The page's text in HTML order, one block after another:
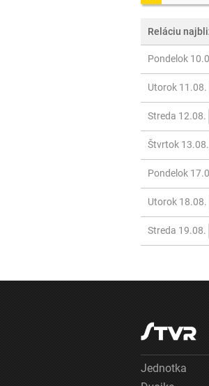
Reláciu
Pondelok
Utorok 11.08.
Streda 12.08.
Štvrtok 13.08.
Pondelok
Utorok 18.08.
Streda 19.08.
Jednotka